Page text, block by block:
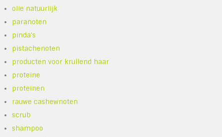
olie natuurlijk
paranoten
pinda's
pistachenoten
producten voor krullend haar
proteine
proteinen
rauwe cashewnoten
scrub
shampoo